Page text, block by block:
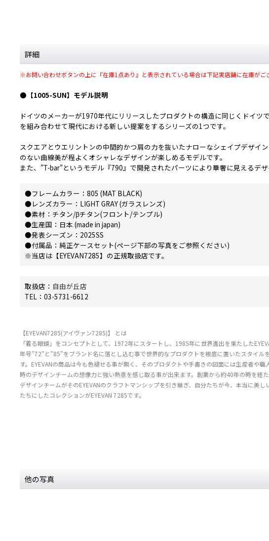
詳細
※お問い合わせボタンの上に『在庫1点あり』と表示されている場合は下記実店舗に在庫がご
●【1005-SUN】モデル説明
ドイツのメーカーが1970年代にリリースしたプロダクトの構造に同じくドイ
を組み合わせて現代における新しい提案をするシリーズの1つです。
スクエアとウエリントンの中間的かつ肩の力を抜いたナローなシェイプデザ
のない曲線美が程よくオシャレなデザインが楽しめるモデルです。
また、”T-bar"というモデル『790』で開発されたパーツにより華奢に見えるデ
●フレームカラー：805 (MAT BLACK)
●レンズカラー：LIGHT GRAY (ガラスレンズ)
●素材：チタン/βチタン(フロント/テンプル)
●生産国：日本 (made in japan)
●発表シーズン：2025SS
●付属品：純正ケースセット(ページ下部の写真をご参照ください)
※当店は【EYEVAN7285】の正規取扱店です。
取扱店： 自由が丘店
TEL：03-5731-6612
【EYEVAN7285(アイヴァン7285)】 とは
「着る眼鏡」をコンセプトとして、1972年にスタートし、1985年に世界進出を果たした
年号”72”と”85”をブランド名に落とし込む事で世界的なプロダクトを根底に置いたスタイル
す。EYEVANの商品は今も色褪せる事が無く、そのプロダクトや手書きの図面には生産者や職
時のデザインチームの想像力と強い熱意を感じ取る事が出来ます。創業から約40年の時を経
デザインチームがそのEYEVANのクラフトマンシップを引き継ぎ、自分たちが今、本当に美し
たちにしたコレクションがEYEVAN 7285です。
他の写真